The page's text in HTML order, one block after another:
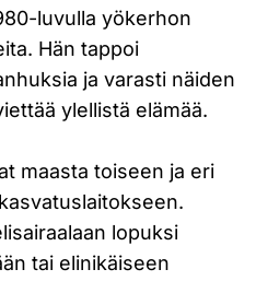
luvulla yökerhon
Hän tappoi
ja varasti näiden
ylellistä elämää.
maasta toiseen ja eri
lopuksi
tai elinikäiseen